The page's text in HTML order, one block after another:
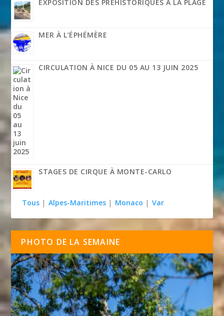
EXPOSITION DES PRÉHISTORIQUES À LA PLAGE
MER À L’ÉPHÉMÈRE
CIRCULATION À NICE DU 05 AU 13 JUIN 2025
STAGES DE CIRQUE À MONTE-CARLO
Tous | Alpes-Maritimes | Monaco | Var
PHOTO DE LA SEMAINE